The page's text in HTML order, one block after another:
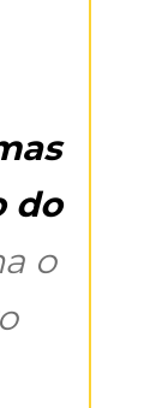
do
o